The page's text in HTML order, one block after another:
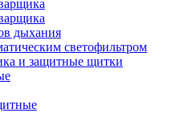
дыхания
светофильтром
и защитные щитки